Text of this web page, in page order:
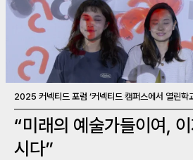
2025 커넥티드 포럼 ‘커넥티드 캠퍼스에서 열린학
“미래의 예술가들이여,
시다”